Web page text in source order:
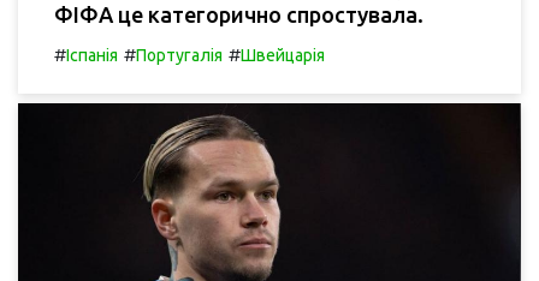
ФІФА це категорично спростувала.
#Іспанія #Португалія #Швейцарія